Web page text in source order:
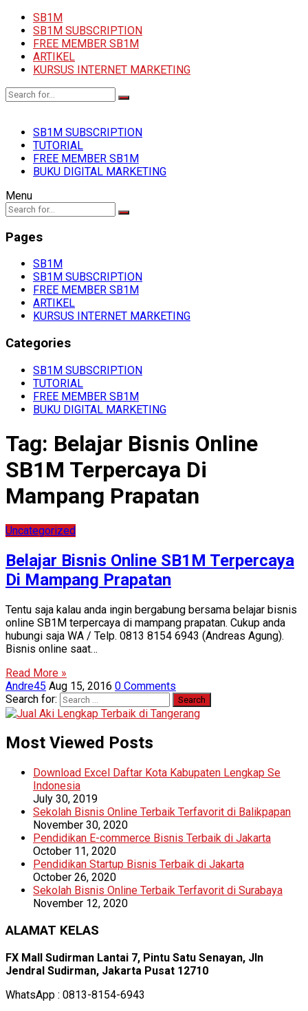
SB1M
SB1M SUBSCRIPTION
FREE MEMBER SB1M
ARTIKEL
KURSUS INTERNET MARKETING
SB1M SUBSCRIPTION
TUTORIAL
FREE MEMBER SB1M
BUKU DIGITAL MARKETING
Menu
Pages
SB1M
SB1M SUBSCRIPTION
FREE MEMBER SB1M
ARTIKEL
KURSUS INTERNET MARKETING
Categories
SB1M SUBSCRIPTION
TUTORIAL
FREE MEMBER SB1M
BUKU DIGITAL MARKETING
Tag: Belajar Bisnis Online
SB1M Terpercaya Di
Mampang Prapatan
Uncategorized
Belajar Bisnis Online SB1M Terpercaya
Di Mampang Prapatan
Tentu saja kalau anda ingin bergabung bersama belajar bisnis
online SB1M terpercaya di mampang prapatan. Cukup anda
hubungi saja WA / Telp. 0813 8154 6943 (Andreas Agung).
Bisnis online saat…
Read More »
Andre45 Aug 15, 2016 0 Comments
Search for:
Most Viewed Posts
Download Excel Daftar Kota Kabupaten Lengkap Se
Indonesia
July 30, 2019
Sekolah Bisnis Online Terbaik Terfavorit di Balikpapan
November 30, 2020
Pendidikan E-commerce Bisnis Terbaik di Jakarta
October 11, 2020
Pendidikan Startup Bisnis Terbaik di Jakarta
October 26, 2020
Sekolah Bisnis Online Terbaik Terfavorit di Surabaya
November 12, 2020
ALAMAT KELAS
FX Mall Sudirman Lantai 7, Pintu Satu Senayan, Jln
Jendral Sudirman, Jakarta Pusat 12710
WhatsApp : 0813-8154-6943